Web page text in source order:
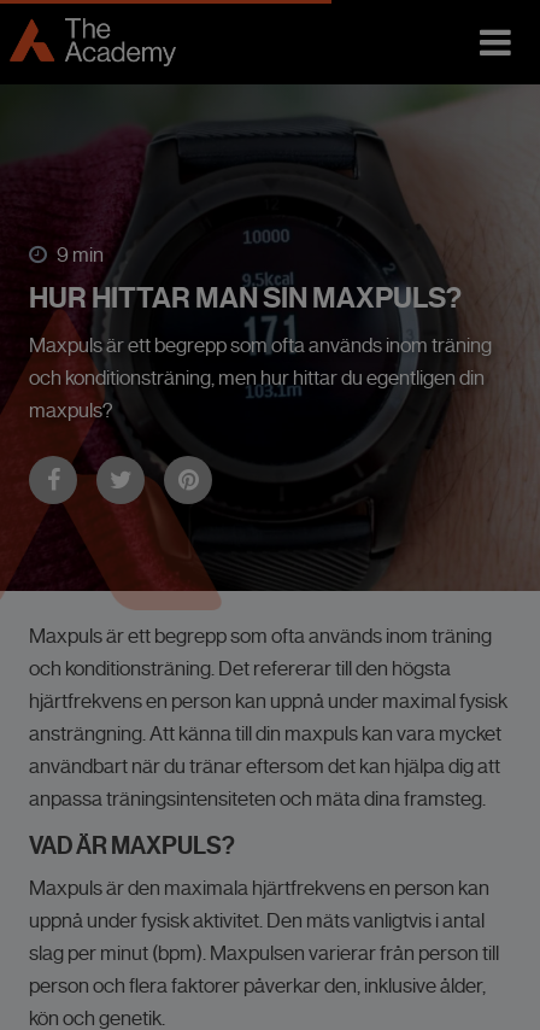
9 min
HUR HITTAR MAN SIN MAXPULS?
Maxpuls är ett begrepp som ofta används inom träning
och konditionsträning, men hur hittar du egentligen din
maxpuls?
Maxpuls är ett begrepp som ofta används inom träning
och konditionsträning. Det refererar till den högsta
hjärtfrekvens en person kan uppnå under maximal fysisk
ansträngning. Att känna till din maxpuls kan vara mycket
användbart när du tränar eftersom det kan hjälpa dig att
anpassa träningsintensiteten och mäta dina framsteg.
VAD ÄR MAXPULS?
Maxpuls är den maximala hjärtfrekvens en person kan
uppnå under fysisk aktivitet. Den mäts vanligtvis i antal
slag per minut (bpm). Maxpulsen varierar från person till
person och flera faktorer påverkar den, inklusive ålder,
kön och genetik.